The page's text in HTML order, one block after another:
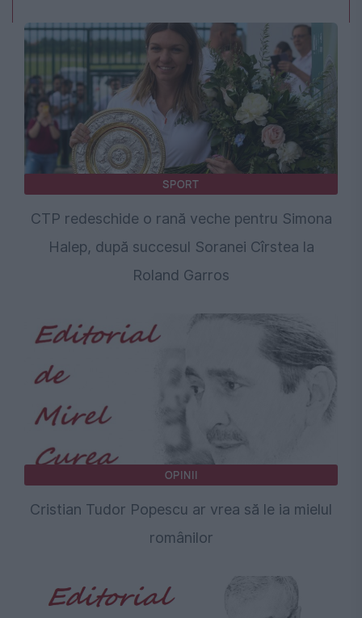
SPORT
CTP redeschide o rană veche pentru Simona
Halep, după succesul Soranei Cîrstea la
Roland Garros
OPINII
Cristian Tudor Popescu ar vrea să le ia mielul
românilor